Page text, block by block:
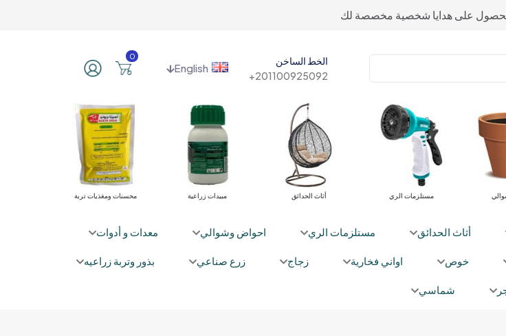
للحصول على هدايا شخصية مخصصة لك
الخط الساخن
201100925092+
English
0
محسنات ومغذيات تربة مبيدات زراعية أثاث الحدائق مستلزمات الري
أثاث الحدائق مستلزمات الري احواض وشوالي معدات و أدوات
خوص اواني فخارية زجاج زرع صناعي بذور وتربة زراعيه
شماسي